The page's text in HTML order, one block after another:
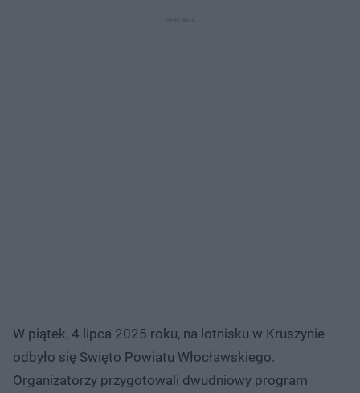
W piątek, 4 lipca 2025 roku, na lotnisku w Kruszynie
odbyło się Święto Powiatu Włocławskiego.
Organizatorzy przygotowali dwudniowy program